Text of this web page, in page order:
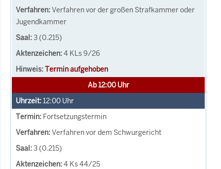
Verfahren vor der großen Strafkammer oder
Jugendkammer
3 (0.215)
4 KLs 9/26
Termin aufgehoben
Ab 12:00 Uhr
12:00 Uhr
Fortsetzungstermin
Verfahren vor dem Schwurgericht
3 (0.215)
4 Ks 44/25